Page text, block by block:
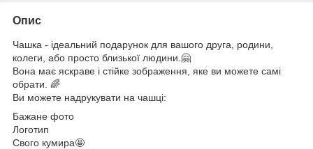
Опис
Чашка - ідеальний подарунок для вашого друга, родини,
колеги, або просто близької людини.🤗
Вона має яскраве і стійке зображення, яке ви можете самі
обрати. 🌈
Ви можете надрукувати на чашці:
Бажане фото
Логотип
Свого кумира🤩